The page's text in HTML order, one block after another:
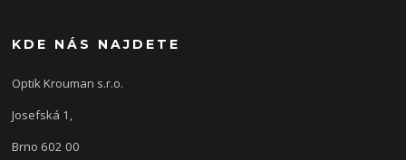
KDE NÁS NAJDETE
Optik Krouman s.r.o.
Josefská 1,
Brno 602 00